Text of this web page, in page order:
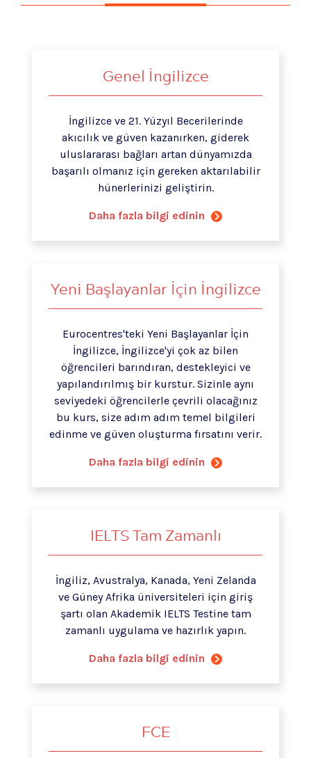
Genel İngilizce
İngilizce ve 21. Yüzyıl Becerilerinde
akıcılık ve güven kazanırken, giderek
uluslararası bağları artan dünyamızda
başarılı olmanız için gereken aktarılabilir
hünerlerinizi geliştirin.
Daha fazla bilgi edinin
Yeni Başlayanlar İçin İngilizce
Eurocentres'teki Yeni Başlayanlar İçin
İngilizce, İngilizce'yi çok az bilen
öğrencileri barındıran, destekleyici ve
yapılandırılmış bir kurstur. Sizinle aynı
seviyedeki öğrencilerle çevrili olacağınız
bu kurs, size adım adım temel bilgileri
edinme ve güven oluşturma fırsatını verir.
Daha fazla bilgi edinin
IELTS Tam Zamanlı
İngiliz, Avustralya, Kanada, Yeni Zelanda
ve Güney Afrika üniversiteleri için giriş
şartı olan Akademik IELTS Testine tam
zamanlı uygulama ve hazırlık yapın.
Daha fazla bilgi edinin
FCE